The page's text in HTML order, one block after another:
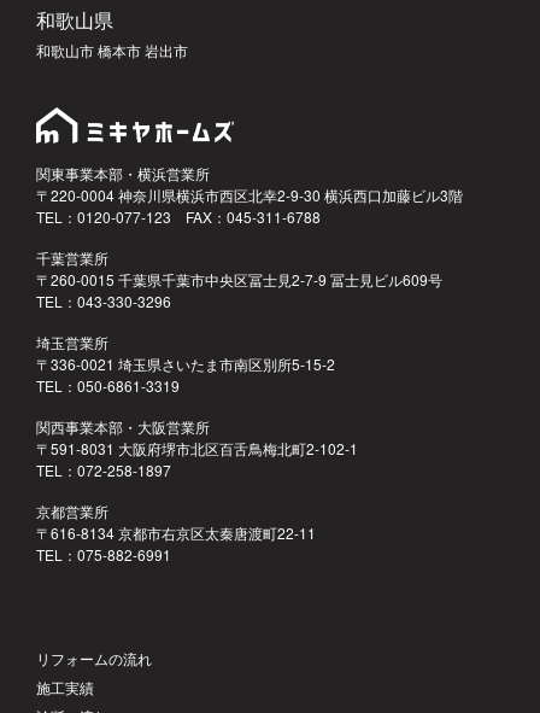
和歌山県
和歌山市 橋本市 岩出市
関東事業本部・横浜営業所
〒220-0004 神奈川県横浜市西区北幸2-9-30 横浜西口加藤ビル3階
TEL：0120-077-123 FAX：045-311-6788
千葉営業所
〒260-0015 千葉県千葉市中央区冨士見2-7-9 冨士見ビル609号
TEL：043-330-3296
埼玉営業所
〒336-0021 埼玉県さいたま市南区別所5-15-2
TEL：050-6861-3319
関西事業本部・大阪営業所
〒591-8031 大阪府堺市北区百舌鳥梅北町2-102-1
TEL：072-258-1897
京都営業所
〒616-8134 京都市右京区太秦唐渡町22-11
TEL：075-882-6991
リフォームの流れ
施工実績